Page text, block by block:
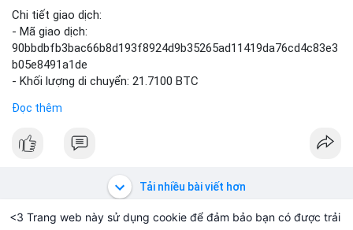
<3 Trang web này sử dụng cookie để đảm bảo bạn có được trải
Chi tiết giao dịch:
- Mã giao dịch:
90bbdbfb3bac66b8d193f8924d9b35265ad11419da76cd4c83e3
b05e8491a1de
- Khối lượng di chuyển: 21.7100 BTC
USD)
Giao dịch 21.71 BTC trị giá hơn 1.4 triệu USD được phát hiện
trong mempool chưa xác nhận. Quy mô này cho thấy dấu hiệu
của một tổ chức hoặc cá nhân sở hữu khối lượng lớn đang
Đọc thêm
Tải nhiều bài viết hơn